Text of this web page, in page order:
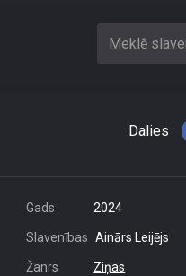
Meklē
Dalies
Gads 2024
Slavenības Ainārs Leijējs
Žanrs Ziņas